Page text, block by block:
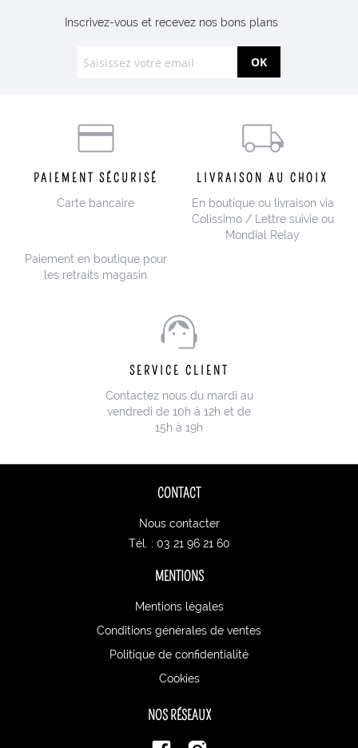
Inscrivez-vous et recevez nos bons plans
OK
PAIEMENT SÉCURISÉ
Carte bancaire
Paiement en boutique pour
les retraits magasin
LIVRAISON AU CHOIX
En boutique ou livraison via
Colissimo / Lettre suivie ou
Mondial Relay
SERVICE CLIENT
Contactez nous du mardi au
vendredi de 10h à 12h et de
15h à 19h
CONTACT
Nous contacter
Tél. : 03 21 96 21 60
MENTIONS
Mentions légales
Conditions générales de ventes
Politique de confidentialité
Cookies
NOS RÉSEAUX